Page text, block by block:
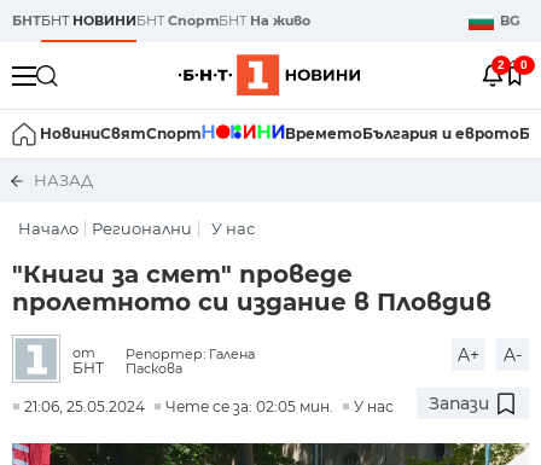
БНТБНТ НОВИНИБНТСпортБНТ На живо BG
2 0
НовиниСвятСпорт ВреметоБългария и еврото
НАЗАД
Начало Регионални У нас
"Книги за смет" проведе
пролетното си издание в Пловдив
от
БНТ
Репортер: Галена
Паскова
A+ A-
21:06, 25.05.2024 Чете се за: 02:05 мин. У нас Запази